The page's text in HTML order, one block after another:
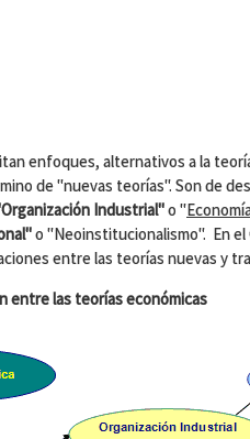
enfoques, alternativos a la
de "nuevas teorías". Son de
Industrial"o "
o "Neoinstitucionalismo". En el
entre las teorías nuevas y
entre las teorías económicas